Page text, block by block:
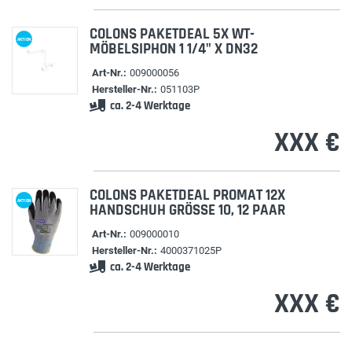
AKTION COLONS PAKETDEAL 5X WT-
MÖBELSIPHON 1 1/4" X DN32
Art-Nr.: 009000056
Hersteller-Nr.: 051103P
ca. 2-4 Werktage
XXX €
AKTION COLONS PAKETDEAL PROMAT 12X
HANDSCHUH GRÖSSE 10, 12 PAAR
Art-Nr.: 009000010
Hersteller-Nr.: 4000371025P
ca. 2-4 Werktage
XXX €